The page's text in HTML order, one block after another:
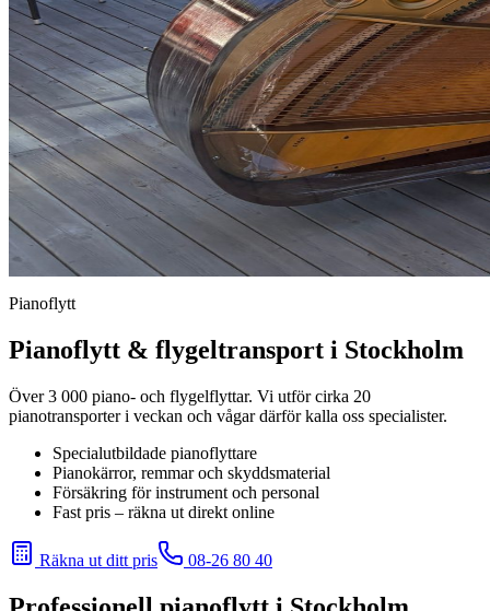
Pianoflytt
Pianoflytt & flygeltransport i Stockholm
Över 3 000 piano- och flygelflyttar. Vi utför cirka 20
pianotransporter i veckan och vågar därför kalla oss specialister.
Specialutbildade pianoflyttare
Pianokärror, remmar och skyddsmaterial
Försäkring för instrument och personal
Fast pris – räkna ut direkt online
Räkna ut ditt pris 08-26 80 40